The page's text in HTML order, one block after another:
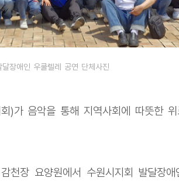
장애인 우쿨렐레 공연 단체사진
)가 음악을 통해 지역사회에 따뜻한
천장 요양원에서 수원시지회 발달장